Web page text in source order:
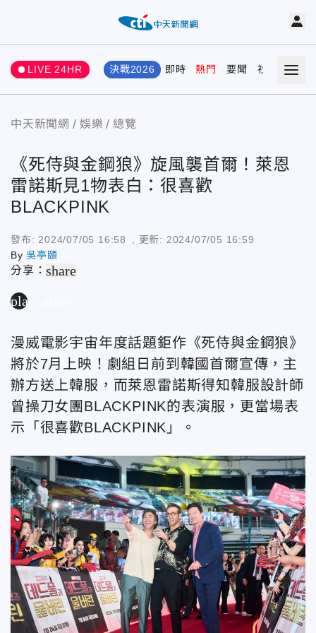
LIVE 24HR 決戰2026 即時 熱門 要聞 社會 娛樂
中天新聞網 娛樂 總覽
《死侍與金鋼狼》旋風襲首爾！萊恩
雷諾斯見1物表白：很喜歡
BLACKPINK
發布: 2024/07/05 16:58 , 更新: 2024/07/05 16:59
By吳亭頤
分享：share
play_arrow
漫威電影宇宙年度話題鉅作《死侍與金鋼狼》
將於7月上映！劇組日前到韓國首爾宣傳，主
辦方送上韓服，而萊恩雷諾斯得知韓服設計師
曾操刀女團BLACKPINK的表演服，更當場表
示「很喜歡BLACKPINK」。